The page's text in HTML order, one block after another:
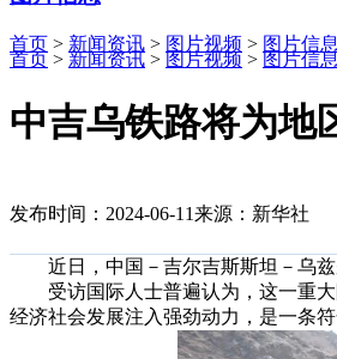
首页 > 新闻资讯 > 图片视频 > 图片信息
首页 > 新闻资讯 > 图片视频 > 图片信
中吉乌铁路将为地
发布时间：2024-06-11来源：新华社
近日，中国－吉尔吉斯斯坦－乌兹
受访国际人士普遍认为，这一重大
经济社会发展注入强劲动力，是一条